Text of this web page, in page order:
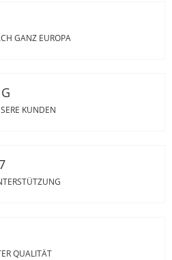
GANZ EUROPA
KUNDEN
QUALITÄT